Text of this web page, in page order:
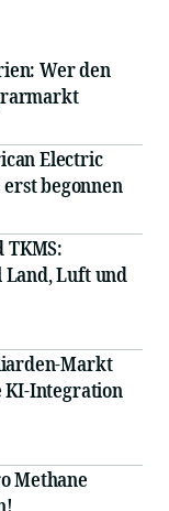
Wer den
Electric
begonnen
TKMS:
Land, Luft und
Markt
KI-Integration
Methane